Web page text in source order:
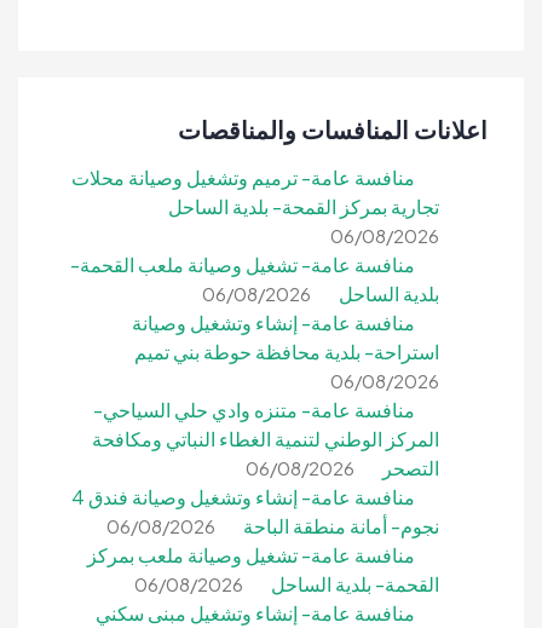
اعلانات المنافسات والمناقصات
منافسة عامة- ترميم وتشغيل وصيانة محلات
تجارية بمركز القمحة- بلدية الساحل
06/08/2026
منافسة عامة- تشغيل وصيانة ملعب القحمة-
بلدية الساحل
06/08/2026
منافسة عامة- إنشاء وتشغيل وصيانة
استراحة- بلدية محافظة حوطة بني تميم
06/08/2026
منافسة عامة- متنزه وادي حلي السياحي-
المركز الوطني لتنمية الغطاء النباتي ومكافحة
التصحر
06/08/2026
منافسة عامة- إنشاء وتشغيل وصيانة فندق 4
نجوم- أمانة منطقة الباحة
06/08/2026
منافسة عامة- تشغيل وصيانة ملعب بمركز
القحمة- بلدية الساحل
06/08/2026
منافسة عامة- إنشاء وتشغيل مبنى سكني